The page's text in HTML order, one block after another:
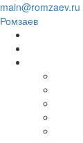
Загрузка...
main@romzaev.ru
Ромзаев